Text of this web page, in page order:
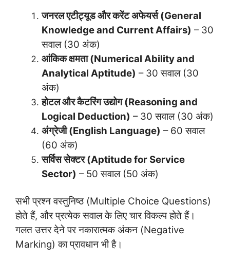
जनरल एटीट्यूड और करेंट अफेयर्स (General
Knowledge and Current Affairs) – 30
सवाल (30 अंक)
आंकिक क्षमता (Numerical Ability and
Analytical Aptitude) – 30 सवाल (30
अंक)
होटल और कैटरिंग उद्योग (Reasoning and
Logical Deduction) – 30 सवाल (30 अंक)
अंग्रेजी (English Language) – 60 सवाल
(60 अंक)
सर्विस सेक्टर (Aptitude for Service
Sector) – 50 सवाल (50 अंक)
सभी प्रश्न वस्तुनिष्ठ (Multiple Choice Questions)
होते हैं, और प्रत्येक सवाल के लिए चार विकल्प होते हैं।
गलत उत्तर देने पर नकारात्मक अंकन (Negative
Marking) का प्रावधान भी है।